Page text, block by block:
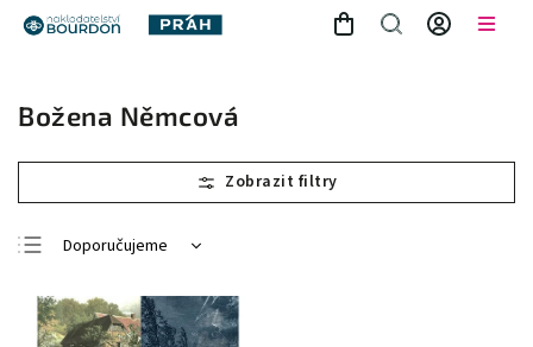
Božena Němcová
Doporučujeme
Nejdražší